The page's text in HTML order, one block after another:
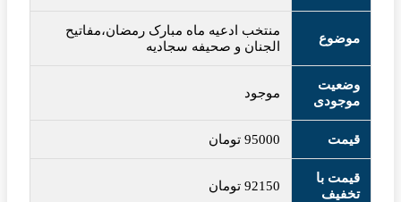
موضوع
منتخب ادعیه ماه مبارک رمضان،مفاتیح
الجنان و صحیفه سجادیه
وضعیت
موجودی
موجود
قیمت 95000 تومان
قیمت با
تخفیف
92150 تومان